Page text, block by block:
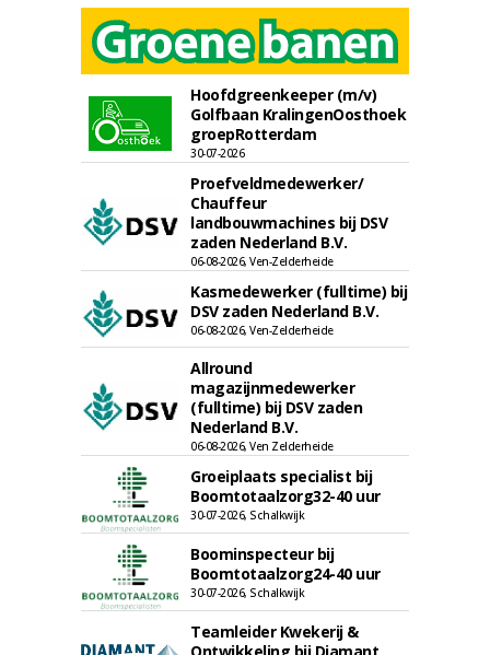
Hoofdgreenkeeper (m/v)
Golfbaan KralingenOosthoek
groepRotterdam
30-07-2026
Proefveldmedewerker/
Chauffeur
landbouwmachines bij DSV
zaden Nederland B.V.
06-08-2026, Ven-Zelderheide
Kasmedewerker (fulltime) bij
DSV zaden Nederland B.V.
06-08-2026, Ven-Zelderheide
Allround
magazijnmedewerker
(fulltime) bij DSV zaden
Nederland B.V.
06-08-2026, Ven Zelderheide
Groeiplaats specialist bij
Boomtotaalzorg32-40 uur
30-07-2026, Schalkwijk
Boominspecteur bij
Boomtotaalzorg24-40 uur
30-07-2026, Schalkwijk
Teamleider Kwekerij &